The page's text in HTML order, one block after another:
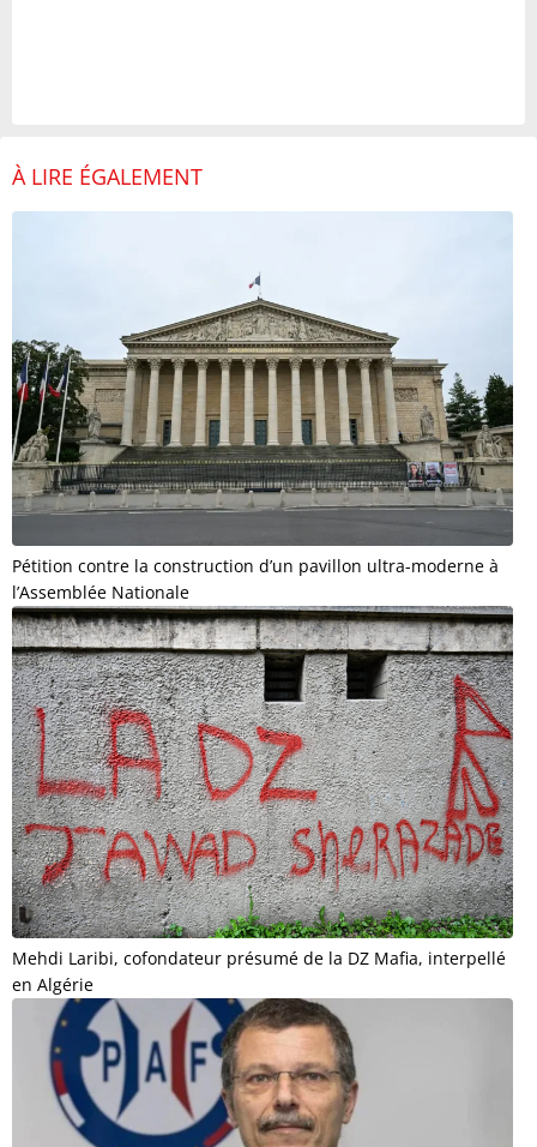
À LIRE ÉGALEMENT
Pétition contre la construction d’un pavillon ultra-moderne à
l’Assemblée Nationale
Mehdi Laribi, cofondateur présumé de la DZ Mafia, interpellé
en Algérie